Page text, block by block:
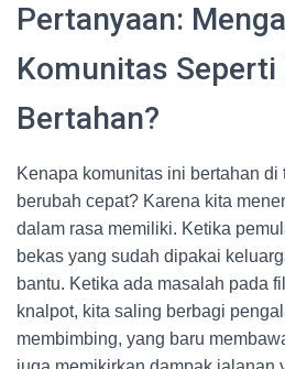
Pertanyaan:
Komunitas Seperti
Bertahan?
Kenapa komunitas ini bertahan di
berubah cepat? Karena kita
dalam rasa memiliki. Ketika
bekas yang sudah dipakai
bantu. Ketika ada masalah pada
knalpot, kita saling berbagi
membimbing, yang baru